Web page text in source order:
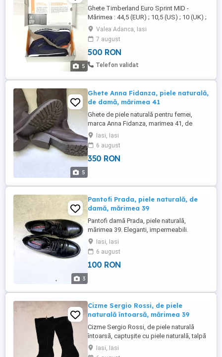
5
Ghete Timberland Euro Sprint MID -
Mărimea : 44,5 (EUR) ; 10,5 (US) ; 10 (UK) ;
28,5 (CM) - Stare : NOU ; Cutie - Material :
textil NOTĂ: - pt. mărimea exactă a
produsului (talie ; umeri ; lungime), intrați
direct pe site-ul : haine- raperi. shopmania.
biz (din 2006 pe piața românească) , unde
Valea Adanca, Iasi
7 august
500 RON
Telefon validat
5
Ghete Anna Fidanza, piele naturală,
de damă, mărimea 41
Ghete de piele naturală pentru femei,
marca Anna Fidanza, marimea 41, de
culoare maro închis. Ghete lungi,
confortabile pentru sezonul rece toamnă,
iarnă. Foarte comode si practice, lucrate
din piele de bovină, moale și rezistentă.
Iasi, Iasi
6 august
350 RON
3
Pantofi Prada, piele naturală, de
damă, mărimea 39
Pantofi damă Prada, piele naturală,
mărimea 39. Eleganti, impermeabili.
Iasi, Iasi
6 august
100 RON
Cizme Sergio Rossi, de piele
naturală întoarsă, mărimea 39
Cizme Sergio Rossi, de piele naturală
întoarsă, captușite cu piele naturală, talpă
de piele naturală. Elegante, comode, bine
lucrate, de înaltă clasă. Tocul are 10 cm
Iasi, Iasi